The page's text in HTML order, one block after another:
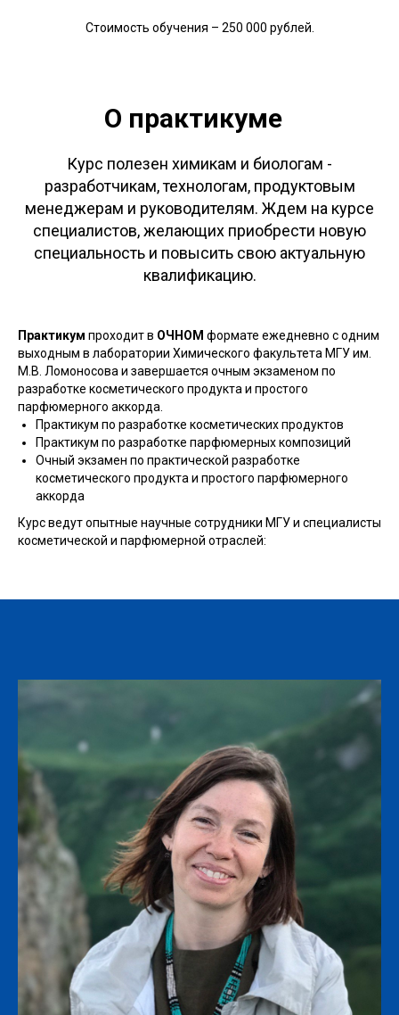
Стоимость обучения – 250 000 рублей.
О практикуме
Курс полезен химикам и биологам -
разработчикам, технологам, продуктовым
менеджерам и руководителям. Ждем на курсе
специалистов, желающих приобрести новую
специальность и повысить свою актуальную
квалификацию.
Практикум проходит в ОЧНОМ формате ежедневно с одним
выходным в лаборатории Химического факультета МГУ им.
М.В. Ломоносова и завершается очным экзаменом по
разработке косметического продукта и простого
парфюмерного аккорда.
Практикум по разработке косметических продуктов
Практикум по разработке парфюмерных композиций
Очный экзамен по практической разработке
косметического продукта и простого парфюмерного
аккорда
Курс ведут опытные научные сотрудники МГУ и специалисты
косметической и парфюмерной отраслей: